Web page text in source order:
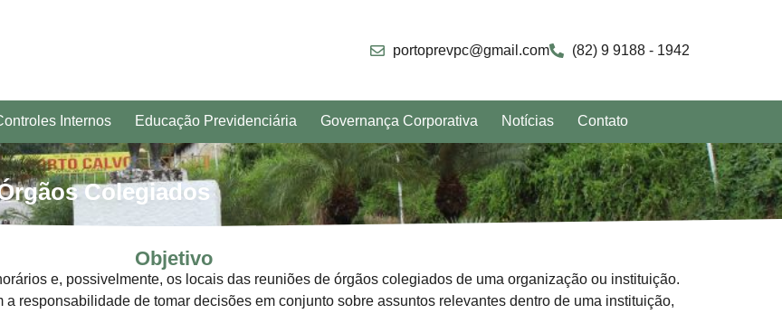
portoprevpc@gmail.com (82) 9 9188 - 1942
Internos Educação Previdenciária Governança Corporativa Notícias Contato
Colegiados
Objetivo
e, possivelmente, os locais das reuniões de órgãos colegiados de uma organização ou instituição.
responsabilidade de tomar decisões em conjunto sobre assuntos relevantes dentro de uma instituição,